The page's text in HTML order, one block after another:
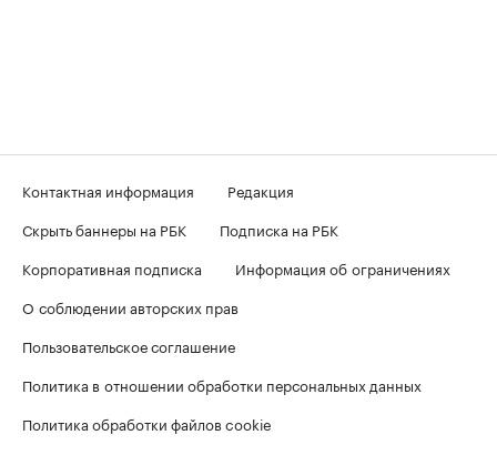
Контактная информация
Редакция
Скрыть баннеры на РБК
Подписка на РБК
Корпоративная подписка
Информация об ограничениях
О соблюдении авторских прав
Пользовательское соглашение
Политика в отношении обработки персональных данных
Политика обработки файлов cookie